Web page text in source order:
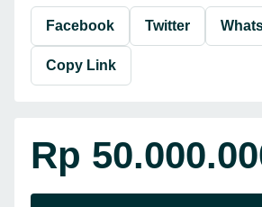
Facebook Twitter
Copy Link
Rp